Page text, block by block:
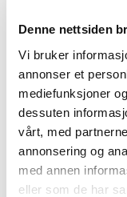
Denne nettsiden
Vi bruker
annonser et
mediefunksjoner
dessuten
vårt, med
annonsering og
med annen
eller som de har
forbehold om at
MUNCHs
kunstverk. I
som
Edvard
kommune i
til Rolf
Ravensberg.